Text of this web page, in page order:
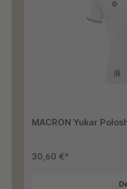
MACRON Yukar
30,60 €*